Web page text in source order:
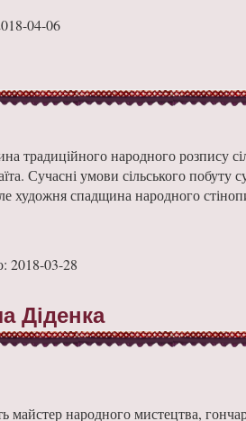
04-06
традиційного народного розпису
Сучасні умови сільського побуту
художня спадщина народного
2018-03-28
Діденка
майстер народного мистецтва,